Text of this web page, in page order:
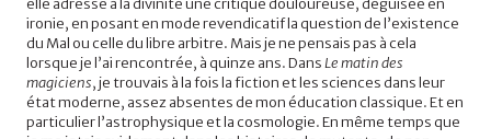
elle adresse à la divinité une critique douloureuse, déguisée en
ironie, en posant en mode revendicatif la question de l’existence
du Mal ou celle du libre arbitre. Mais je ne pensais pas à cela
lorsque je l’ai rencontrée, à quinze ans. DansLe matin des
magiciens, je trouvais à la fois la fiction et les sciences dans leur
état moderne, assez absentes de mon éducation classique. Et en
particulier l’astrophysique et la cosmologie. En même temps que